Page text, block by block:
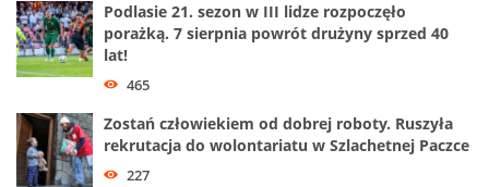
Podlasie 21. sezon w III lidze rozpoczęło
porażką. 7 sierpnia powrót drużyny sprzed 40
lat!
465
Zostań człowiekiem od dobrej roboty. Ruszyła
rekrutacja do wolontariatu w Szlachetnej Paczce
227